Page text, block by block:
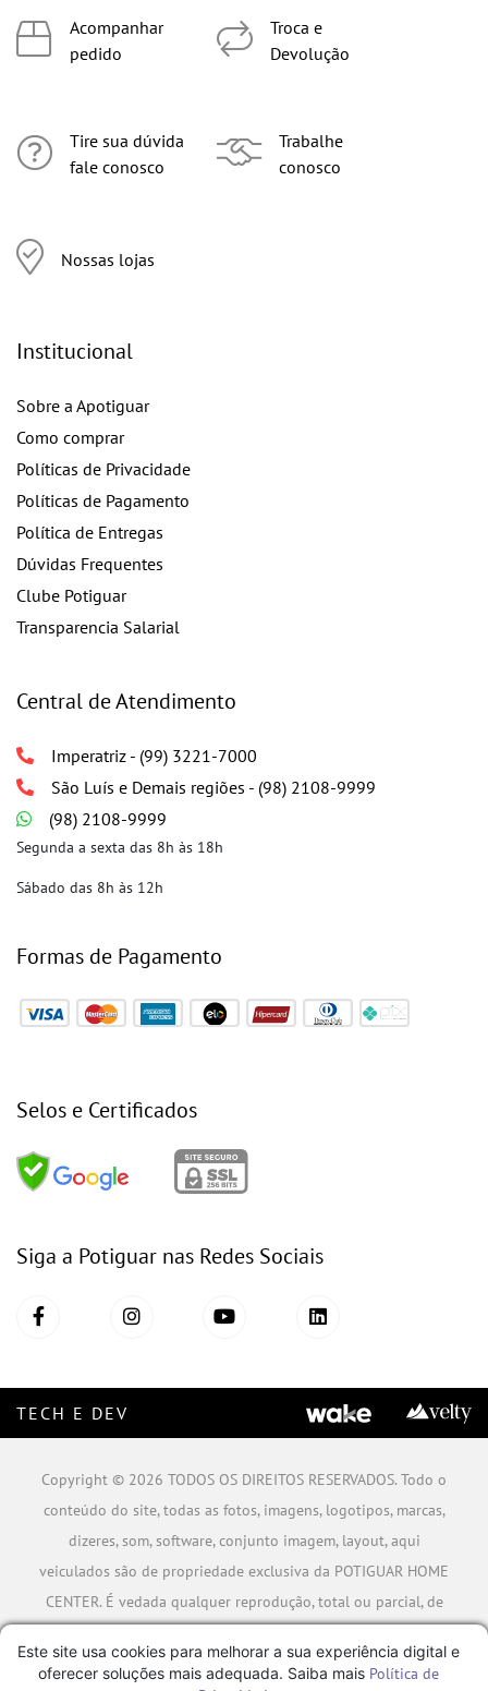
Acompanhar
pedido
Tire sua dúvida
fale conosco
Nossas lojas
Troca e
Devolução
Trabalhe
conosco
Institucional
Sobre a Apotiguar
Como comprar
Políticas de Privacidade
Políticas de Pagamento
Política de Entregas
Dúvidas Frequentes
Clube Potiguar
Transparencia Salarial
Central de Atendimento
Imperatriz - (99) 3221-7000
São Luís e Demais regiões - (98) 2108-9999
(98) 2108-9999
Segunda a sexta das 8h às 18h
Sábado das 8h às 12h
Formas de Pagamento
Selos e Certificados
Siga a Potiguar nas Redes Sociais
TECH E DEV
Copyright © 2026 TODOS OS DIREITOS RESERVADOS. Todo o
conteúdo do site, todas as fotos, imagens, logotipos, marcas,
dizeres, som, software, conjunto imagem, layout, aqui
veiculados são de propriedade exclusiva da POTIGUAR HOME
CENTER. É vedada qualquer reprodução, total ou parcial, de
A violação de qualquer direito mencionado implicará na
Este site usa cookies para melhorar a sua experiência digital e
oferecer soluções mais adequada. Saiba mais Política de